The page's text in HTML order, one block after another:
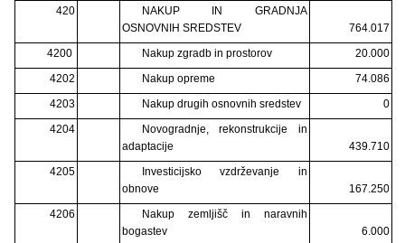
420
NAKUP IN GRADNJA
OSNOVNIH SREDSTEV
764.017
4200
Nakup zgradb in prostorov
20.000
4202
Nakup opreme
74.086
4203
Nakup drugih osnovnih sredstev
0
4204
Novogradnje, rekonstrukcije in
adaptacije
439.710
4205
Investicijsko vzdrževanje in
obnove
167.250
4206
Nakup zemljišč in naravnih
bogastev
6.000